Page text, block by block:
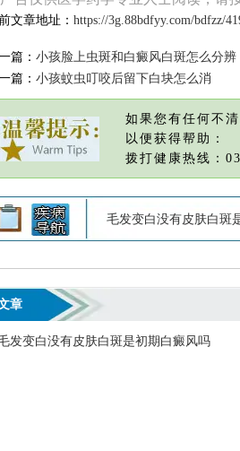
文章地址： https://3g.88bdfyy.com/bdfzz/
篇： 小孩脸上虫斑和白癜风白斑怎么分辨
篇： 小孩蚊虫叮咬后留下白块怎么消
如果您有任何不
以便获得帮助：
拨打健康热线：
毛发变白没有皮肤白斑
章
发变白没有皮肤白斑是初期白癜风吗